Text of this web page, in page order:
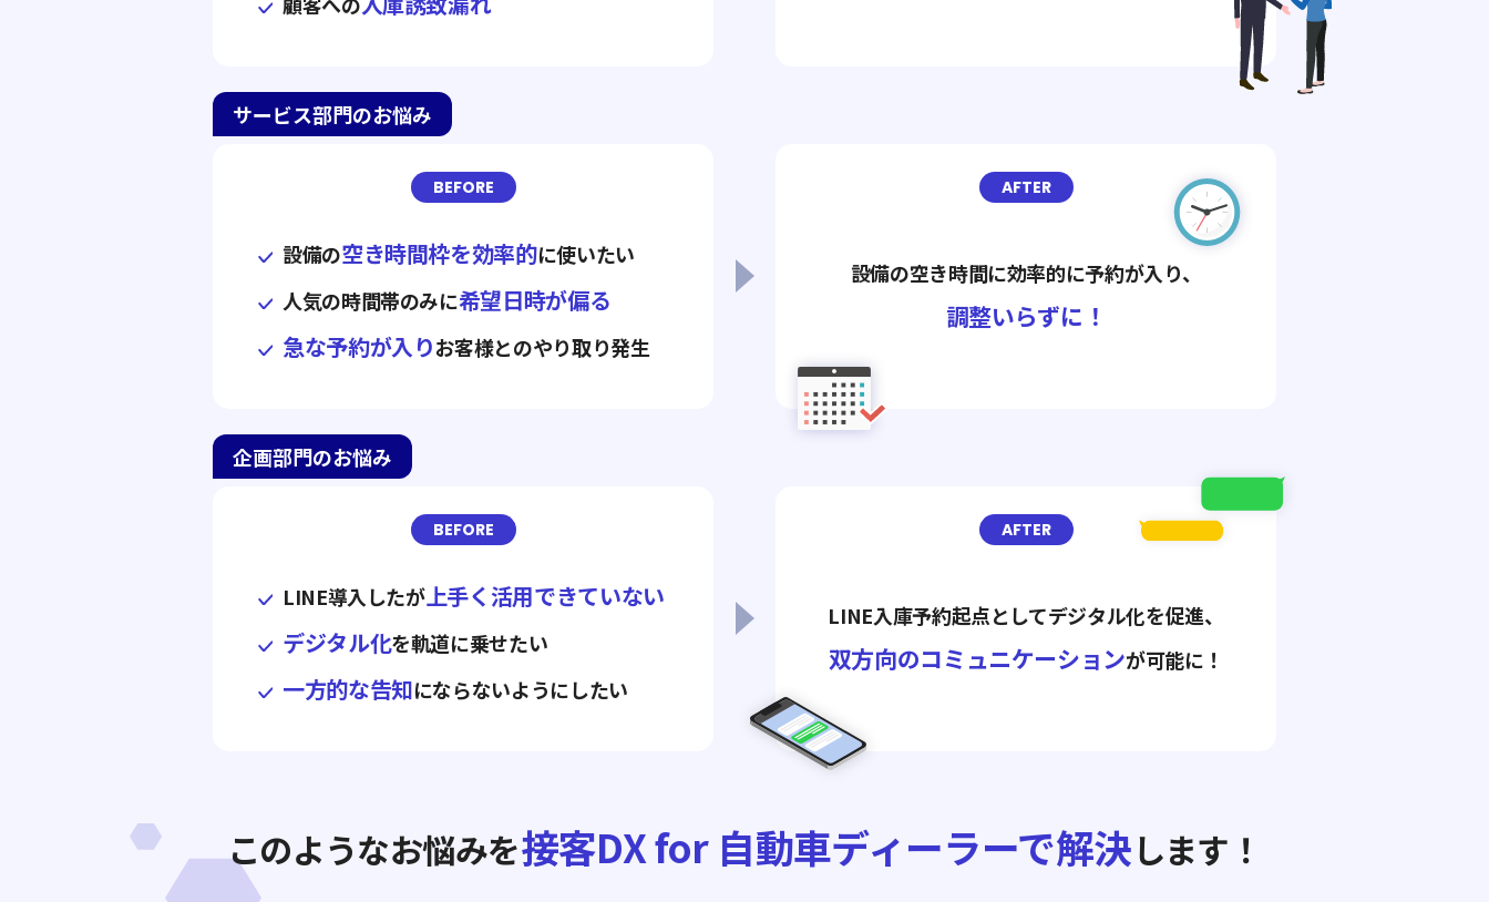
サービス部門のお悩み
BEFORE
設備の空き時間枠を効率的に使いたい
人気の時間帯のみに希望日時が偏る
急な予約が入りお客様とのやり取り発生
AFTER
設備の空き時間に効率的に予約が入り、
調整いらずに！
企画部門のお悩み
BEFORE
LINE導入したが上手く活用できていない
デジタル化を軌道に乗せたい
一方的な告知にならないようにしたい
AFTER
LINE入庫予約起点としてデジタル化を促進、
双方向のコミュニケーションが可能に！
このようなお悩みを接客DX for 自動車ディーラーで解決します！